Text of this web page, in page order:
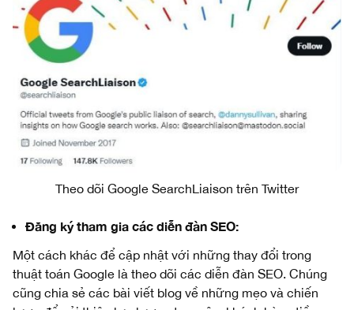
Theo dõi Google SearchLiaison trên Twitter
Đăng ký tham gia các diễn đàn SEO:
Một cách khác để cập nhật với những thay đổi trong
thuật toán Google là theo dõi các diễn đàn SEO. Chúng
cũng chia sẻ các bài viết blog về những mẹo và chiến